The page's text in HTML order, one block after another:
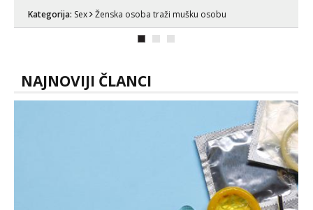
Kategorija: Sex Ženska osoba traži mušku osobu
NAJNOVIJI ČLANCI